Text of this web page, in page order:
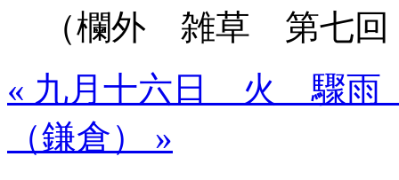
（欄外 雑草 第七
« 九月十六日 火 驟雨
（鎌倉） »